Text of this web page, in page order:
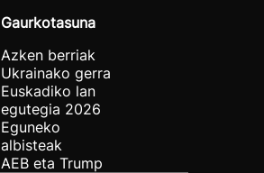
Gaurkotasuna
Azken berriak
Ukrainako gerra
Euskadiko lan
egutegia 2026
Eguneko
albisteak
AEB eta Trump